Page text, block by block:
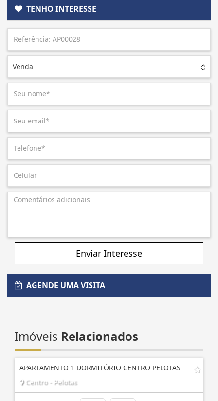
TENHO INTERESSE
Venda
Enviar Interesse
AGENDE UMA VISITA
Imóveis Relacionados
APARTAMENTO 1 DORMITÓRIO CENTRO PELOTAS
Centro - Pelotas